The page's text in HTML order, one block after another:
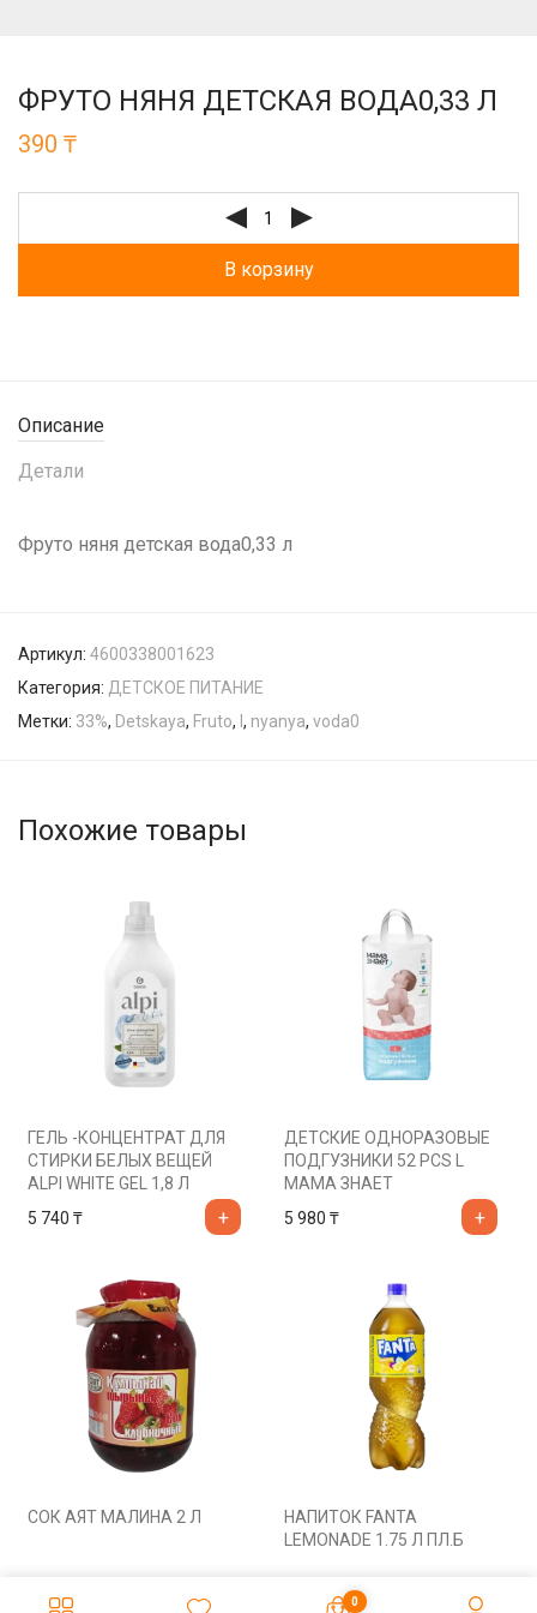
ФРУТО НЯНЯ ДЕТСКАЯ ВОДА0,33 Л
390 ₸
В корзину
Описание
Детали
Фруто няня детская вода0,33 л
Артикул: 4600338001623
Категория: ДЕТСКОЕ ПИТАНИЕ
Метки: 33%, Detskaya, Fruto, , nyanya, voda0
Похожие товары
ГЕЛЬ -КОНЦЕНТРАТ ДЛЯ
СТИРКИ БЕЛЫХ ВЕЩЕЙ
ALPI WHITE GEL 1,8 Л
5 740 ₸
ДЕТСКИЕ ОДНОРАЗОВЫЕ
ПОДГУЗНИКИ 52 PCS L
МАМА ЗНАЕТ
5 980 ₸
СОК АЯТ МАЛИНА 2 Л
520₸
НАПИТОК FANTA
LEMONADE 1.75 Л ПЛ.Б
0